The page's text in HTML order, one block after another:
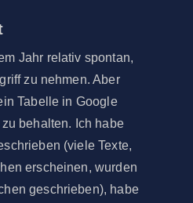
Jahr relativ spontan,
zu nehmen. Aber
Tabelle in Google
behalten. Ich habe
(viele Texte,
erscheinen, wurden
geschrieben), habe